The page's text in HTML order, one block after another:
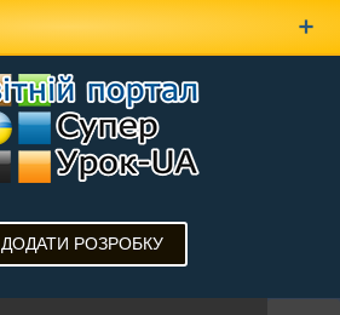
ДОДАТИ РОЗРОБКУ